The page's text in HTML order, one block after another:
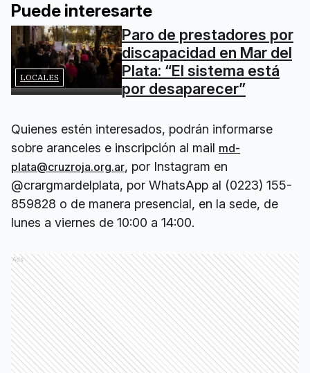
Puede interesarte
LOCALES
Paro de prestadores por
discapacidad en Mar del
Plata: “El sistema está
por desaparecer”
Quienes estén interesados, podrán informarse
sobre aranceles e inscripción al mail md-
plata@cruzroja.org.ar, por Instagram en
@crargmardelplata, por WhatsApp al (0223) 155-
859828 o de manera presencial, en la sede, de
lunes a viernes de 10:00 a 14:00.
Ads